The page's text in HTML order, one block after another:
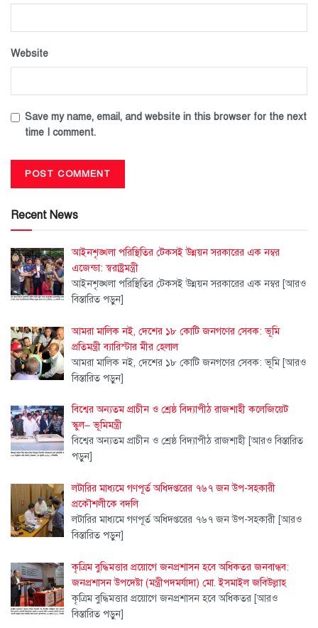
Website
Save my name, email, and website in this browser for the next
time I comment.
Recent News
আইনশৃঙ্খলা পরিস্থিতির টেকসই উন্নয়ন সরকারের এক নম্বর
এজেন্ডা: স্বরাষ্ট্রমন্ত্রী
আইনশৃঙ্খলা পরিস্থিতির টেকসই উন্নয়ন সরকারের এক নম্বর [আরও
বিস্তারিত পড়ুন]
আমরা মালিক নই, দেশের ১৮ কোটি জনগণের সেবক: ভূমি
প্রতিমন্ত্রী ব্যারিস্টার মীর হেলাল
আমরা মালিক নই, দেশের ১৮ কোটি জনগণের সেবক: ভূমি [আরও
বিস্তারিত পড়ুন]
বিশ্বের অন্যতম প্রাচীন ও শ্রেষ্ঠ বিদ্যাপীঠ রাজশাহী কলেজিয়েট
স্কুল– ভূমিমন্ত্রী
বিশ্বের অন্যতম প্রাচীন ও শ্রেষ্ঠ বিদ্যাপীঠ রাজশাহী [আরও বিস্তারিত
পড়ুন]
লটারির মাধ্যমে গণপূর্ত অধিদপ্তরের ৭৬৭ জন উপ-সহকারী
প্রকৌশলীকে বদলি
লটারির মাধ্যমে গণপূর্ত অধিদপ্তরের ৭৬৭ জন উপ-সহকারী [আরও
বিস্তারিত পড়ুন]
কৃত্রিম বুদ্ধিমত্তার প্রয়োগে জনপ্রশাসন হবে অধিকতর জনবান্ধব:
জনপ্রশাসন উপদেষ্টা (মন্ত্রীপদমর্যাদা) মো. ইসমাইল জবিউল্লাহ
কৃত্রিম বুদ্ধিমত্তার প্রয়োগে জনপ্রশাসন হবে অধিকতর [আরও
বিস্তারিত পড়ুন]